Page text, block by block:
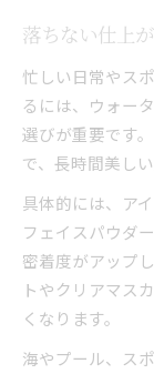
落ちない仕上
忙しい日常やス
るには、ウォー
選びが重要です
で、長時間美し
具体的には、ア
フェイスパウダ
密着度がアップ
トやクリアマス
くなります。
海やプール、ス